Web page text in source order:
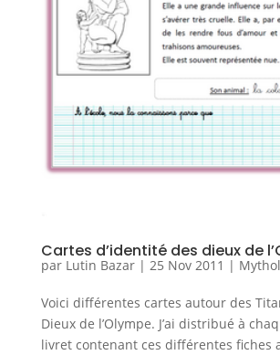
Cartes d’identité des dieux de
par Lutin Bazar| 25 Nov 2011 |
Voici différentes cartes autour des
Dieux de l’Olympe. J’ai distribué à
livret contenant ces différentes fiches